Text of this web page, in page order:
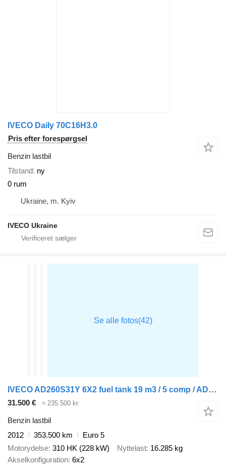
IVECO Daily 70C16H3.0
Pris efter forespørgsel
Benzin lastbil
Tilstand ny
0 rum
Ukraine, m. Kyiv
IVECO Ukraine
IVECO AD260S31Y 6X2 fuel tank 19 m3 / 5 comp / ADR 02-07-2024
31.500 € ≈ 235.500 kr.
Benzin lastbil
2012
353.500 km
Euro 5
Motorydelse 310 HK (228 kW) Nyttelast 16.285 kg
Akselkonfiguration 6x2